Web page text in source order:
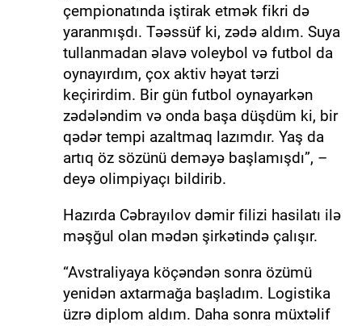
çempionatında iştirak etmək fikri də
yaranmışdı. Təəssüf ki, zədə aldım. Suya
tullanmadan əlavə voleybol və futbol da
oynayırdım, çox aktiv həyat tərzi
keçirirdim. Bir gün futbol oynayarkən
zədələndim və onda başa düşdüm ki, bir
qədər tempi azaltmaq lazımdır. Yaş da
artıq öz sözünü deməyə başlamışdı”, –
deyə olimpiyaçı bildirib.
Hazırda Cəbrayılov dəmir filizi hasilatı ilə
məşğul olan mədən şirkətində çalışır.
“Avstraliyaya köçəndən sonra özümü
yenidən axtarmağa başladım. Logistika
üzrə diplom aldım. Daha sonra müxtəlif